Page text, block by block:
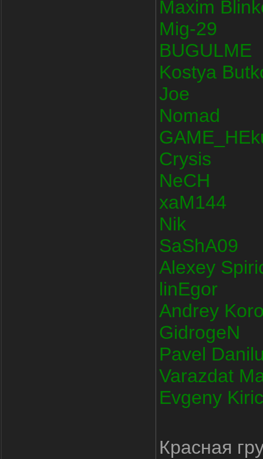
Maxim
Mig-29
BUGULME
Kostya
Joe
Nomad
Crysis
NeCH
xaM144
Nik
SaShA09
Alexey
linEgor
Andrey
GidrogeN
Pavel
Varazdat
Evgeny
Красная